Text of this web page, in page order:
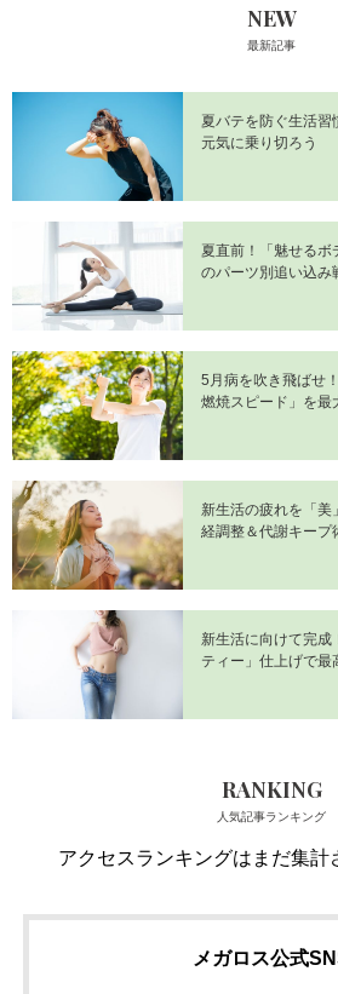
NEW
最新記事
夏バテを防ぐ生活習
元気に乗り切ろう
夏直前！「魅せるボ
のパーツ別追い込み
5月病を吹き飛ばせ
燃焼スピード」を最
新生活の疲れを「
経調整＆代謝キープ
新生活に向けて完成
ティー」仕上げで最
RANKING
人気記事ランキング
アクセスランキングはまだ集計
メガロス公式